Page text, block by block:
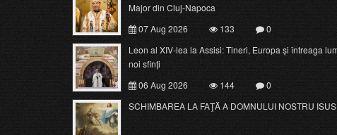
Major din Cluj-Napoca
07 Aug 2026
133
0
Leon al XIV-lea la Assisi: Tineri, Europa și întreaga
noi sfinți
06 Aug 2026
144
0
SCHIMBAREA LA FAŢĂ A DOMNULUI NOSTRU